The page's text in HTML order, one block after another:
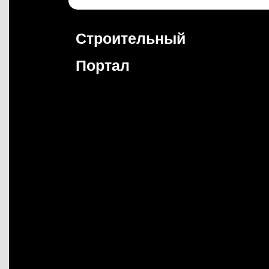
Строительный
Портал